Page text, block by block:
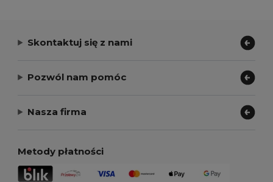
Skontaktuj się z nami
Pozwól nam pomóc
Nasza firma
Metody płatności